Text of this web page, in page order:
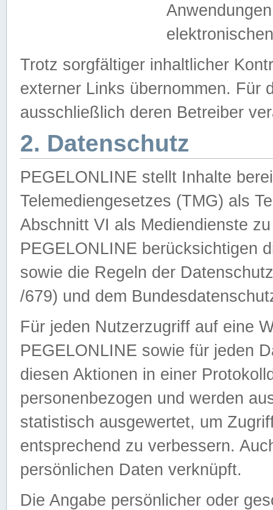
Trotz sorgfältiger inhaltlicher
externer Links übernommen. Für
ausschließlich deren Betreiber
2. Datenschutz
PEGELONLINE stellt Inhalte
Telemediengesetzes (TMG) als
Abschnitt VI als Mediendienste
PEGELONLINE berücksichtigen
sowie die Regeln der
/679) und dem
Für jeden Nutzerzugriff auf eine
PEGELONLINE sowie für jeden
diesen Aktionen in einer
personenbezogen und werden
statistisch ausgewertet, um
entsprechend zu verbessern.
persönlichen Daten verknüpft.
Die Angabe persönlicher oder